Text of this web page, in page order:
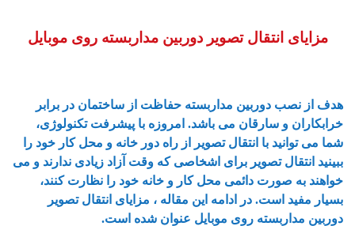
مزایای انتقال تصویر دوربین مداربسته روی موبایل
هدف از نصب دوربین مداربسته حفاظت از ساختمان در برابر
خرابکاران و سارقان می باشد. امروزه با پیشرفت تکنولوژی،
شما می توانید با انتقال تصویر از راه دور خانه و محل کار خود را
ببینید انتقال تصویر برای اشخاصی که وقت آزاد زیادی ندارند و می
خواهند به صورت دائمی محل کار و خانه خود را نظارت کنند،
بسیار مفید است. در ادامه این مقاله ، مزایای انتقال تصویر
دوربین مداربسته روی موبایل عنوان شده است.